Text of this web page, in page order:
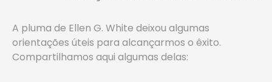
A pluma de Ellen G. White deixou algumas
orientações úteis para alcançarmos o êxito.
Compartilhamos aqui algumas delas: